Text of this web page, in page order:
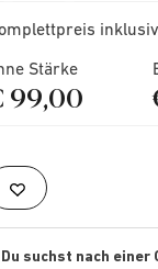
Stärke
99,00
Du suchst nach